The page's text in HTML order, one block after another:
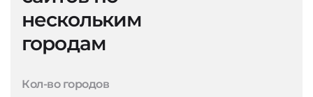
нескольким
городам
Кол-во городов